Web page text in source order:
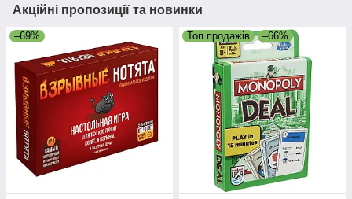
Акційні пропозиції та новинки
–69% Топ продажів –66%